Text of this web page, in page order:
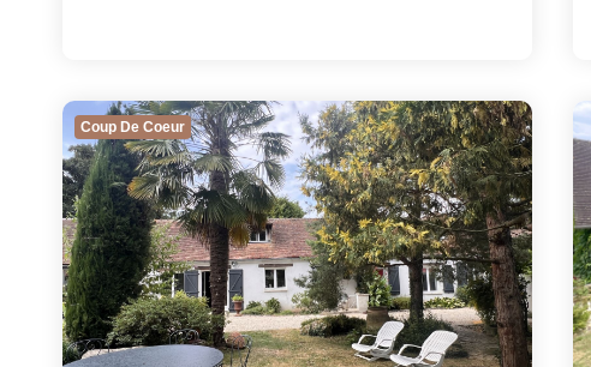
Coup De Coeur